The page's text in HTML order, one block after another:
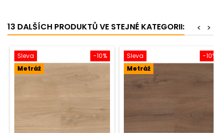
13 DALŠÍCH PRODUKTŮ VE STEJNÉ KATEGORII: >
<
-10%
Sleva
Metráž
-10%
Sleva
Metráž